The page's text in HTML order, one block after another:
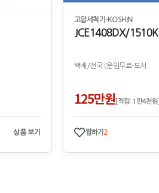
상품 보기
고압세척기-KOSHIN
JCE1408DX/1510K
택배/전국 (운임무료-도서..
125만원 [적립: 1만4천원]
찜하기 2